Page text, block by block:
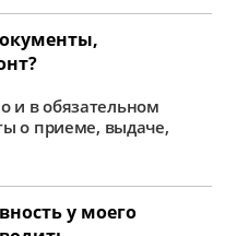
и в обязательном
о приеме, выдаче,
у моего